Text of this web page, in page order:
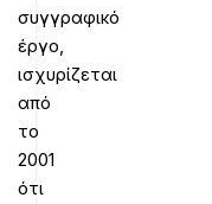
συγγραφικό
έργο,
ισχυρίζεται
από
το
2001
ότι